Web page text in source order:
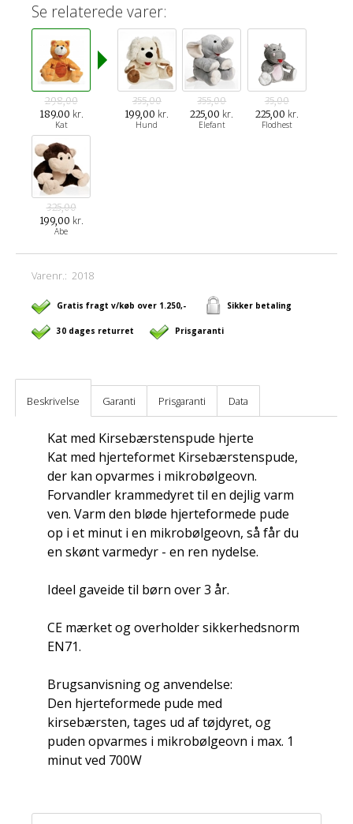
Se relaterede varer:
298,00
189.00 kr.
Kat
355,00
199,00 kr.
Hund
355,00
225,00 kr.
Elefant
35,00
225,00 kr.
Flodhest
325,00
199,00 kr.
Abe
Varenr.:2018
Gratis fragt v/køb over 1.250,- Sikker betaling
30 dages returret Prisgaranti
Beskrivelse Garanti Prisgaranti Data
Kat med Kirsebærstenspude hjerte
Kat med hjerteformet Kirsebærstenspude,
der kan opvarmes i mikrobølgeovn.
Forvandler krammedyret til en dejlig varm
ven. Varm den bløde hjerteformede pude
op i et minut i en mikrobølgeovn, så får du
en skønt varmedyr - en ren nydelse.
Ideel gaveide til børn over 3 år.
CE mærket og overholder sikkerhedsnorm
EN71.
Brugsanvisning og anvendelse:
Den hjerteformede pude med
kirsebærsten, tages ud af tøjdyret, og
puden opvarmes i mikrobølgeovn i max. 1
minut ved 700W